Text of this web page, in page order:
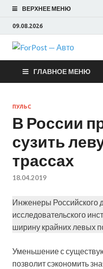
ВЕРХНЕЕ МЕНЮ
09.08.2026
ГЛАВНОЕ МЕНЮ
ПУЛЬС
В России
сузить
трассах
18.04.2019
Инженеры Российского
исследовательского
ширину крайних левых
Уменьшение с
позволит сэкономить